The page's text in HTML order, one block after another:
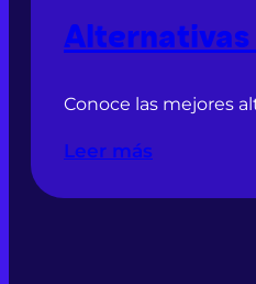
Alternativas
Conoce las mejores
Leer más